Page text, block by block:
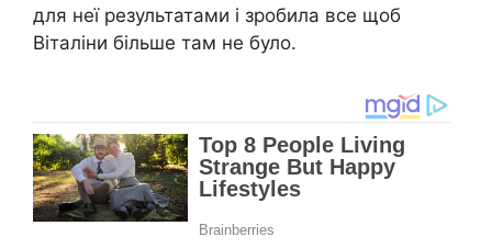
для неї результатами і зробила все щоб
Віталіни більше там не було.